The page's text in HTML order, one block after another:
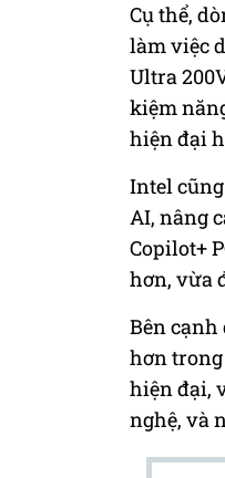
Cụ thể,
làm việc
Ultra
kiệm
hiện đại
Intel
AI, nâng
Copilot+
hơn, vừa
Bên cạnh
hơn
hiện đại,
nghệ, và